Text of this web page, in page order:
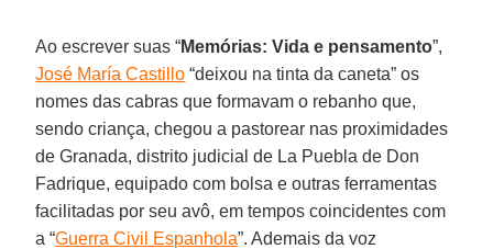
Ao escrever suas “Memórias: Vida e pensamento”,
José María Castillo “deixou na tinta da caneta” os
nomes das cabras que formavam o rebanho que,
sendo criança, chegou a pastorear nas proximidades
de Granada, distrito judicial de La Puebla de Don
Fadrique, equipado com bolsa e outras ferramentas
facilitadas por seu avô, em tempos coincidentes com
a “Guerra Civil Espanhola”. Ademais da voz